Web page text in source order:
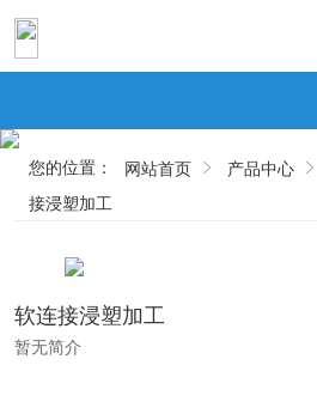
您的位置： 网站首页 产品中心
接浸塑加工
软连接浸塑加工
暂无简介